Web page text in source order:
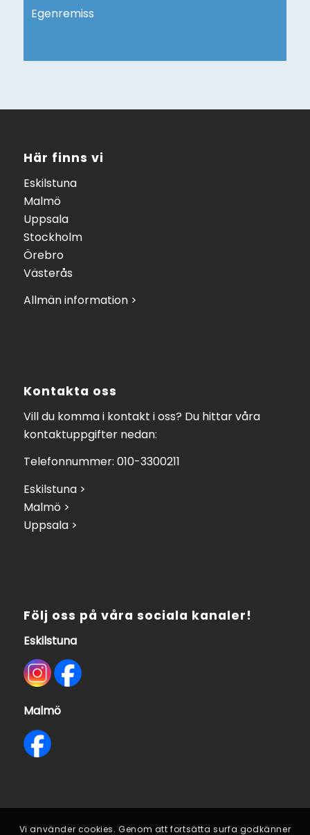
Egenremiss
Här finns vi
Eskilstuna
Malmö
Uppsala
Stockholm
Örebro
Västerås
Allmän information >
Kontakta oss
Vill du komma i kontakt i oss? Du hittar våra
kontaktuppgifter nedan:
Telefonnummer: 010-3300211
Eskilstuna >
Malmö >
Uppsala >
Följ oss på våra sociala kanaler!
Eskilstuna
Malmö
Vi använder cookies. Genom att fortsätta surfa godkänner